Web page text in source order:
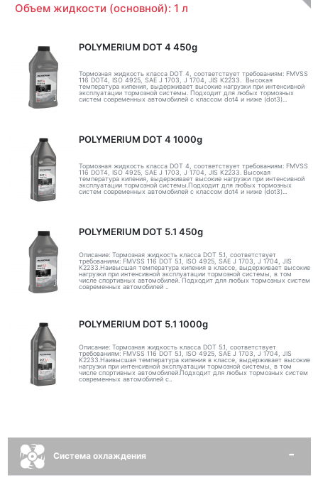
Объем жидкости (основной): 1 л
POLYMERIUM DOT 4 450g
Тормозная жидкость класса DOT 4, соответствует требованиям: FMVSS
116 DOT4, ISO 4925, SAE J 1703, J 1704, JIS K2233. Высокая
температура кипения, выдерживает высокие нагрузки при интенсивной
эксплуатации тормозной системы. Подходит для любых тормозных
систем современных автомобилей с классом dot4 и ниже (dot3)...
POLYMERIUM DOT 4 1000g
Тормозная жидкость класса DOT 4, соответствует требованиям: FMVSS
116 DOT4, ISO 4925, SAE J 1703, J 1704, JIS K2233. Высокая
температура кипения, выдерживает высокие нагрузки при интенсивной
эксплуатации тормозной системы.Подходит для любых тормозных
систем современных автомобилей с классом dot4 и ниже (dot3)...
POLYMERIUM DOT 5.1 450g
Описание: Тормозная жидкость класса DOT 5.1, соответствует
требованиям: FMVSS 116 DOT 5.1, ISO 4925, SAE J 1703, J 1704, JIS
K2233.Наивысшая температура кипения в классе, выдерживает высокие
нагрузки при интенсивной эксплуатации тормозной системы, в том
числе спортивных автомобилей. Подходит для любых тормозных систем
современных автомобилей ..
POLYMERIUM DOT 5.1 1000g
Описание: Тормозная жидкость класса DOT 5.1, соответствует
требованиям: FMVSS 116 DOT 5.1, ISO 4925, SAE J 1703, J 1704, JIS
K2233.Наивысшая температура кипения в классе, выдерживает высокие
нагрузки при интенсивной эксплуатации тормозной системы, в том
числе спортивных автомобилей.Подходит для любых тормозных систем
современных автомобилей с..
Система охлаждения